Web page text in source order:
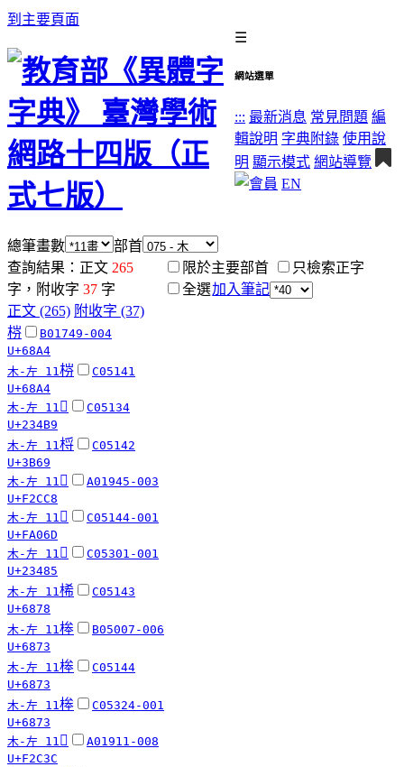
到主要頁面
☰
網站選單
::: 最新消息 常見問題 編
輯說明 字典附錄 使用說
明 顯示模式 網站導覽
EN
總筆畫數
部首
查詢結果：正文 265
字，附收字 37 字
限於主要部首
只檢索正字
全選加入筆記
正文 (265) 附收字 (37)
梤
B01749-004
U+68A4
木-左 11 梤
C05141
U+68A4
木-左 11 𣒹
C05134
U+234B9
木-左 11 㭩
C05142
U+3B69
木-左 11 󲳈
A01945-003
U+F2CC8
木-左 11 󺁭
C05144-001
U+FA06D
木-左 11 𣒅
C05301-001
U+23485
木-左 11 桸
C05143
U+6878
木-左 11 桳
B05007-006
U+6873
木-左 11 桳
C05144
U+6873
木-左 11 桳
C05324-001
U+6873
木-左 11 󲰼
A01911-008
U+F2C3C